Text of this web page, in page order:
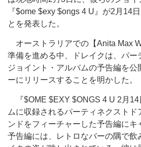
『$ome $exy $ongs 4 U』が2月14
とを発表した。
オーストラリアでの【Anita Max
準備を進める中、ドレイクは、パー
ジョイント・アルバムの予告編を
ーにリリースすることを明かした。
『$OME $EXY $ONGS 4 U 2月14
ムに収録されるパーティネクストド
ンドをフィーチャーした予告編にキ
予告編には、レトロなバーの隅で飲